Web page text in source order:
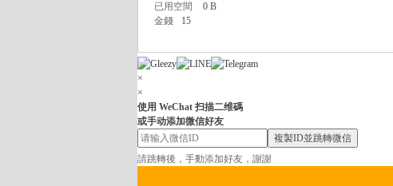
茶
台
灣
喝
已用空間
0 B
金錢
15
×
×
使用 WeChat 扫描二维碼
或手动添加微信好友
複製ID並跳轉微信
請跳轉後，手動添加好友，謝謝